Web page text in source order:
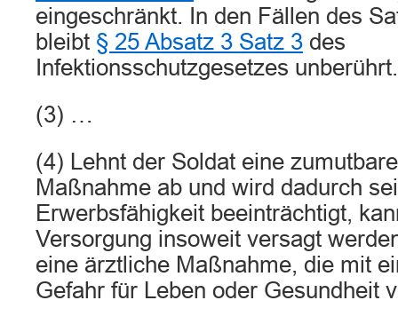
eingeschränkt. In den Fällen des
bleibt § 25 Absatz 3 Satz 3 des
Infektionsschutzgesetzes unberührt.
(3) …
(4) Lehnt der Soldat eine
Maßnahme ab und wird dadurch
Erwerbsfähigkeit beeinträchtigt,
Versorgung insoweit versagt
eine ärztliche Maßnahme, die mit
Gefahr für Leben oder Gesundheit